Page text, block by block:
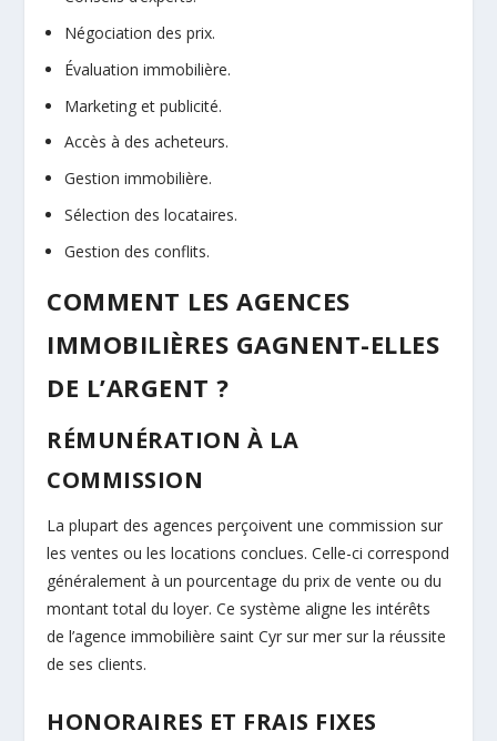
Négociation des prix.
Évaluation immobilière.
Marketing et publicité.
Accès à des acheteurs.
Gestion immobilière.
Sélection des locataires.
Gestion des conflits.
COMMENT LES AGENCES
IMMOBILIÈRES GAGNENT-ELLES
DE L’ARGENT ?
RÉMUNÉRATION À LA
COMMISSION
La plupart des agences perçoivent une commission sur
les ventes ou les locations conclues. Celle-ci correspond
généralement à un pourcentage du prix de vente ou du
montant total du loyer. Ce système aligne les intérêts
de l’agence immobilière saint Cyr sur mer sur la réussite
de ses clients.
HONORAIRES ET FRAIS FIXES